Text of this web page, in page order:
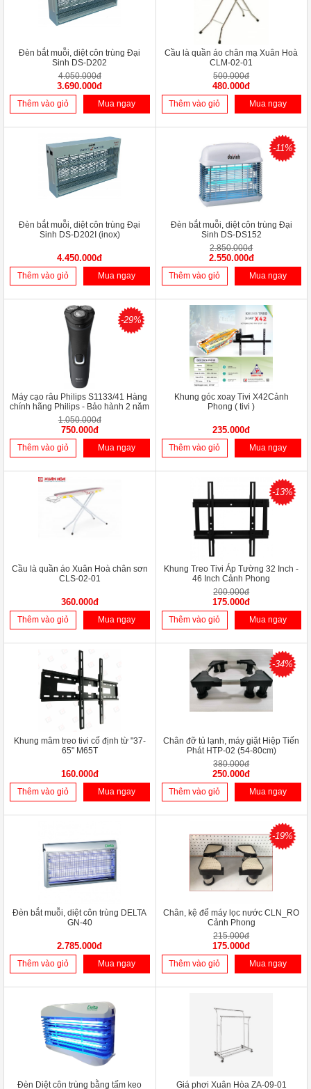
Đèn bắt muỗi, diệt côn trùng Đại
Sinh DS-D202
4.050.000đ
3.690.000đ
Thêm vào giỏ Mua ngay
Cầu là quần áo chân mạ Xuân Hoà
CLM-02-01
500.000đ
480.000đ
Thêm vào giỏ Mua ngay
Đèn bắt muỗi, diệt côn trùng Đại
Sinh DS-D202I (inox)
4.450.000đ
Thêm vào giỏ Mua ngay
-11%
Đèn bắt muỗi, diệt côn trùng Đại
Sinh DS-DS152
2.850.000đ
2.550.000đ
Thêm vào giỏ Mua ngay
-29%
Máy cạo râu Philips S1133/41 Hàng
chính hãng Philips - Bảo hành 2 năm
1.050.000đ
750.000đ
Thêm vào giỏ Mua ngay
Khung góc xoay Tivi X42Cảnh
Phong ( tivi )
235.000đ
Thêm vào giỏ Mua ngay
Cầu là quần áo Xuân Hoà chân sơn
CLS-02-01
360.000đ
Thêm vào giỏ Mua ngay
-13%
Khung Treo Tivi Áp Tường 32 Inch -
46 Inch Cảnh Phong
200.000đ
175.000đ
Thêm vào giỏ Mua ngay
Khung mâm treo tivi cố định từ "37-
65" M65T
160.000đ
Thêm vào giỏ Mua ngay
-34%
Chân đỡ tủ lạnh, máy giặt Hiệp Tiến
Phát HTP-02 (54-80cm)
380.000đ
250.000đ
Thêm vào giỏ Mua ngay
Đèn bắt muỗi, diệt côn trùng DELTA
GN-40
2.785.000đ
Thêm vào giỏ Mua ngay
-19%
Chân, kệ để máy lọc nước CLN_RO
Cảnh Phong
215.000đ
175.000đ
Thêm vào giỏ Mua ngay
Đèn Diệt côn trùng bằng tấm keo Giá phơi Xuân Hòa ZA-09-01